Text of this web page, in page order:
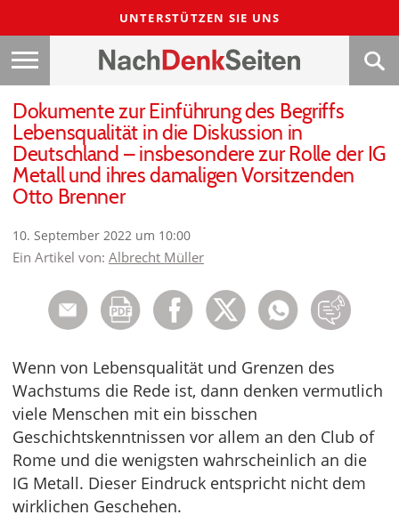
UNTERSTÜTZEN SIE UNS
Dokumente zur Einführung des Begriffs
Lebensqualität in die Diskussion in
Deutschland – insbesondere zur Rolle der IG
Metall und ihres damaligen Vorsitzenden
Otto Brenner
10. September 2022 um 10:00
Ein Artikel von: Albrecht Müller
Wenn von Lebensqualität und Grenzen des
Wachstums die Rede ist, dann denken vermutlich
viele Menschen mit ein bisschen
Geschichtskenntnissen vor allem an den Club of
Rome und die wenigsten wahrscheinlich an die
IG Metall. Dieser Eindruck entspricht nicht dem
wirklichen Geschehen.